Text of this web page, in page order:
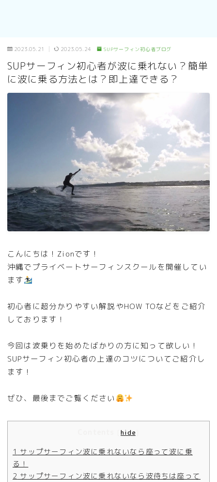
2023.05.21 2023.05.24 SUPサーフィン初心者ブログ
SUPサーフィン初心者が波に乗れない？簡単
に波に乗る方法とは？即上達できる？
こんにちは！Zionです！
沖縄でプライベートサーフィンスクールを開催してい
ます
初心者に超分かりやすい解説やHOW TOなどをご紹介
しております！
今回は波乗りを始めたばかりの方に知って欲しい！
SUPサーフィン初心者の上達のコツについてご紹介し
ます！
ぜひ、最後までご覧ください
hide
1 サップサーフィン波に乗れないなら座って波に乗
る！
2 サップサーフィン波に乗れないなら波待ちは座って